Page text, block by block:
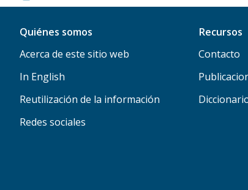
Quiénes somos
Acerca de este sitio web
In English
Reutilización de la información
Redes sociales
Recursos
Contacto